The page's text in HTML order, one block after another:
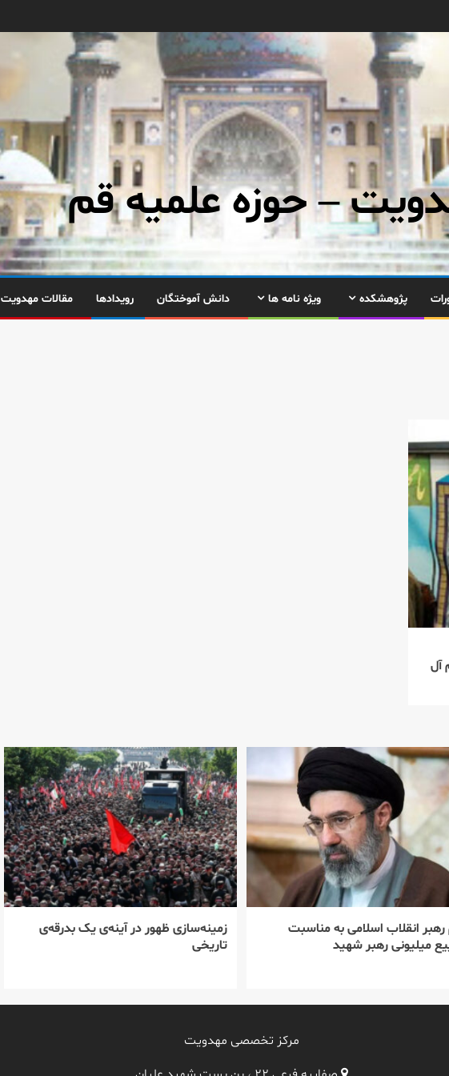
– حوزه علمیه قم
پژوهشکده ویژه نامه ها دانش آموختگان رویدادها مقالات مهدویت
آل
رهبر انقلاب اسلامی به مناسبت
میلیونی رهبر شهید
زمینه‌سازی ظهور در آینه‌ی یک بدرقه‌ی
تاریخی
مرکز تخصصی مهدویت